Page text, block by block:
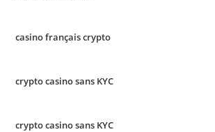
casino français crypto
crypto casino sans KYC
crypto casino sans KYC